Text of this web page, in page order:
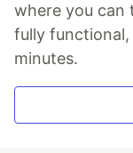
如果要使用
secret。
where you can
fully
minutes.